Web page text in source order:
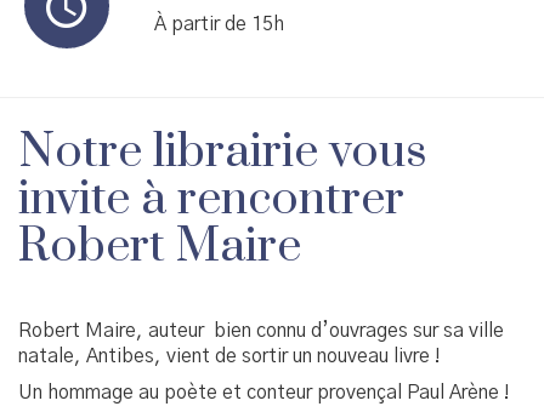
À partir de 15h
Notre librairie vous
invite à rencontrer
Robert Maire
Robert Maire, auteur bien connu d’ouvrages sur sa ville
natale, Antibes, vient de sortir un nouveau livre !
Un hommage au poète et conteur provençal Paul Arène !